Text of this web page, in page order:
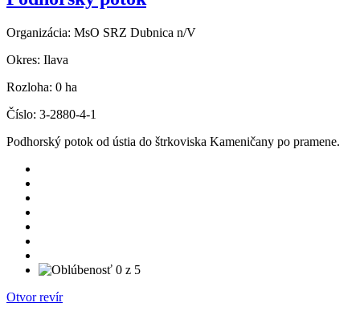
Organizácia: MsO SRZ Dubnica n/V
Okres: Ilava
Rozloha: 0 ha
Číslo: 3-2880-4-1
Podhorský potok od ústia do štrkoviska Kameničany po pramene.
Otvor revír